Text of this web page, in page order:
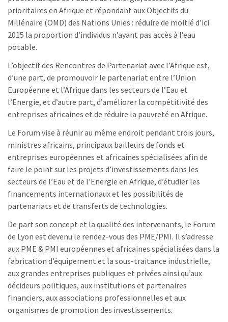
prioritaires en Afrique et répondant aux Objectifs du
Millénaire (OMD) des Nations Unies : réduire de moitié d’ici
2015 la proportion d’individus n’ayant pas accès à l’eau
potable.
L’objectif des Rencontres de Partenariat avec l’Afrique est,
d’une part, de promouvoir le partenariat entre l’Union
Européenne et l’Afrique dans les secteurs de l’Eau et
l’Energie, et d’autre part, d’améliorer la compétitivité des
entreprises africaines et de réduire la pauvreté en Afrique.
Le Forum vise à réunir au même endroit pendant trois jours,
ministres africains, principaux bailleurs de fonds et
entreprises européennes et africaines spécialisées afin de
faire le point sur les projets d’investissements dans les
secteurs de l’Eau et de l’Energie en Afrique, d’étudier les
financements internationaux et les possibilités de
partenariats et de transferts de technologies.
De part son concept et la qualité des intervenants, le Forum
de Lyon est devenu le rendez-vous des PME/PMI. Il s’adresse
aux PME & PMI européennes et africaines spécialisées dans la
fabrication d’équipement et la sous-traitance industrielle,
aux grandes entreprises publiques et privées ainsi qu’aux
décideurs politiques, aux institutions et partenaires
financiers, aux associations professionnelles et aux
organismes de promotion des investissements.